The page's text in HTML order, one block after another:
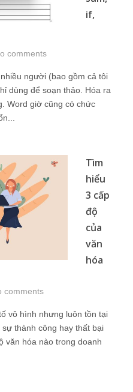
if,
comments
người (bao gồm cả tôi
dùng để soạn thảo. Hóa ra
Word giờ cũng có chức
Tìm
hiểu
3 cấp
độ
của
văn
hóa
comments
vô hình nhưng luôn tồn tại
thành công hay thất bại
văn hóa nào trong doanh